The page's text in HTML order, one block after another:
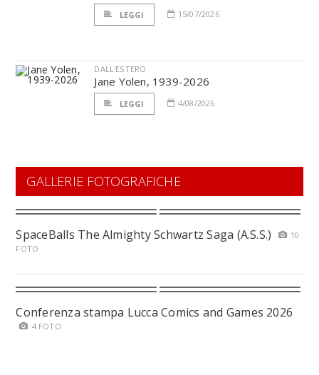
LEGGI 15/07/2026
DALL'ESTERO
Jane Yolen, 1939-2026
LEGGI 4/08/2026
GALLERIE FOTOGRAFICHE
SpaceBalls The Almighty Schwartz Saga (A.S.S.)
10
FOTO
Conferenza stampa Lucca Comics and Games 2026
4 FOTO